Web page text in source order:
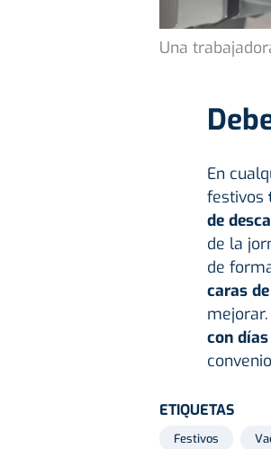
Una
En
festivos
de
de la
de
caras
con
ETIQUETAS
Festivos